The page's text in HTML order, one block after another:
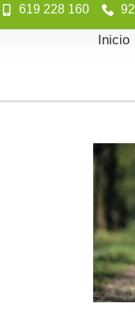
619 228 160
Inicio